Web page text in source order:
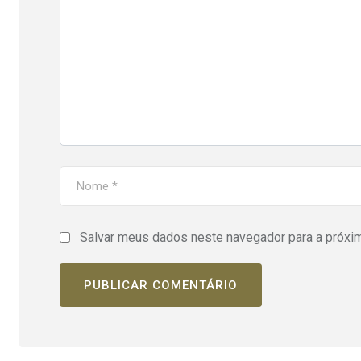
Salvar meus dados neste navegador para a